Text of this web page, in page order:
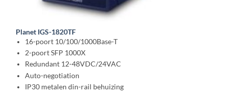
Planet IGS-1820TF
16-poort 10/100/1000Base-T
2-poort SFP 1000X
Redundant 12-48VDC/24VAC
Auto-negotiation
IP30 metalen din-rail behuizing